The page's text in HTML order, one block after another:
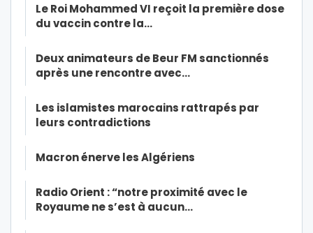
Le Roi Mohammed VI reçoit la première dose
du vaccin contre la…
Deux animateurs de Beur FM sanctionnés
après une rencontre avec…
Les islamistes marocains rattrapés par
leurs contradictions
Macron énerve les Algériens
Radio Orient : “notre proximité avec le
Royaume ne s’est à aucun…